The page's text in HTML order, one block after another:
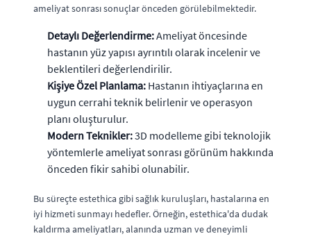
ameliyat sonrası sonuçlar önceden görülebilmektedir.
Detaylı Değerlendirme:Ameliyat öncesinde
hastanın yüz yapısı ayrıntılı olarak incelenir ve
beklentileri değerlendirilir.
Kişiye Özel Planlama: Hastanın ihtiyaçlarına en
uygun cerrahi teknik belirlenir ve operasyon
planı oluşturulur.
Modern Teknikler:3D modelleme gibi teknolojik
yöntemlerle ameliyat sonrası görünüm hakkında
önceden fikir sahibi olunabilir.
Bu süreçte estethica gibi sağlık kuruluşları, hastalarına en
iyi hizmeti sunmayı hedefler. Örneğin, estethica'da dudak
kaldırma ameliyatları, alanında uzman ve deneyimli